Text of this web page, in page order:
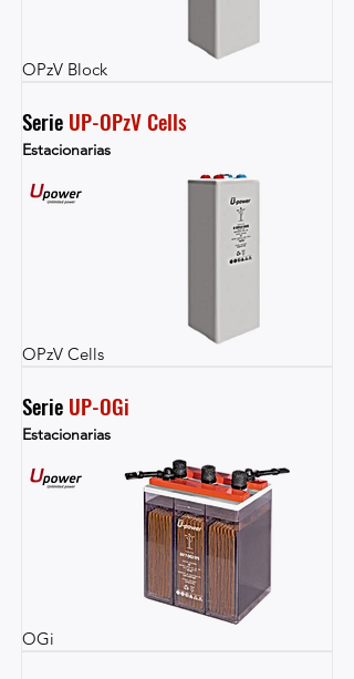
OPzV Block
Serie UP-OPzV Cells
Estacionarias
OPzV Cells
Serie UP-OGi
Estacionarias
OGi